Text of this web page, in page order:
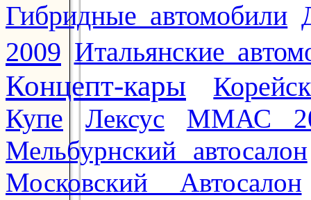
Гибридные автомобили
2009 Итальянские
Концепт-кары
Купе
Лексус ММАС
Мельбурнский автосалон
Московский Автосалон